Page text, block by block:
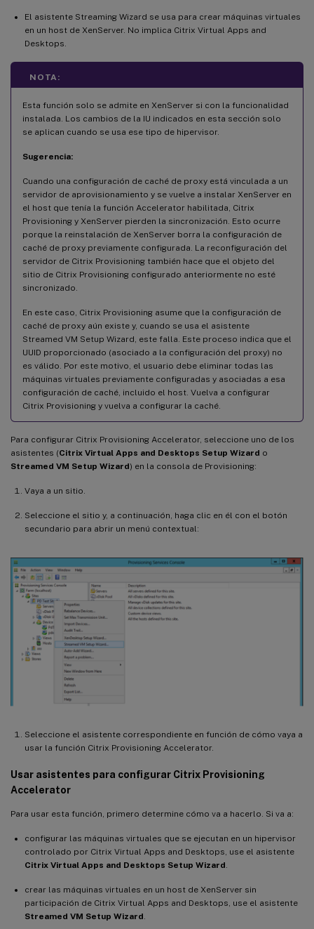
El asistente Streaming Wizard se usa para crear máquinas virtuales
en un host de XenServer. No implica Citrix Virtual Apps and
Desktops.
NOTA:
Esta función solo se admite en XenServer si con la funcionalidad
instalada. Los cambios de la IU indicados en esta sección solo
se aplican cuando se usa ese tipo de hipervisor.
Sugerencia:
Cuando una configuración de caché de proxy está vinculada a un
servidor de aprovisionamiento y se vuelve a instalar XenServer en
el host que tenía la función Accelerator habilitada, Citrix
Provisioning y XenServer pierden la sincronización. Esto ocurre
porque la reinstalación de XenServer borra la configuración de
caché de proxy previamente configurada. La reconfiguración del
servidor de Citrix Provisioning también hace que el objeto del
sitio de Citrix Provisioning configurado anteriormente no esté
sincronizado.
En este caso, Citrix Provisioning asume que la configuración de
caché de proxy aún existe y, cuando se usa el asistente
Streamed VM Setup Wizard, este falla. Este proceso indica que el
UUID proporcionado (asociado a la configuración del proxy) no
es válido. Por este motivo, el usuario debe eliminar todas las
máquinas virtuales previamente configuradas y asociadas a esa
configuración de caché, incluido el host. Vuelva a configurar
Citrix Provisioning y vuelva a configurar la caché.
Para configurar Citrix Provisioning Accelerator, seleccione uno de los
asistentes (Citrix Virtual Apps and Desktops Setup Wizard o
Streamed VM Setup Wizard) en la consola de Provisioning:
Vaya a un sitio.
Seleccione el sitio y, a continuación, haga clic en él con el botón
secundario para abrir un menú contextual:
Seleccione el asistente correspondiente en función de cómo vaya a
usar la función Citrix Provisioning Accelerator.
Usar asistentes para configurar Citrix Provisioning
Accelerator
Para usar esta función, primero determine cómo va a hacerlo. Si va a:
configurar las máquinas virtuales que se ejecutan en un hipervisor
controlado por Citrix Virtual Apps and Desktops, use el asistente
Citrix Virtual Apps and Desktops Setup Wizard.
crear las máquinas virtuales en un host de XenServer sin
participación de Citrix Virtual Apps and Desktops, use el asistente
Streamed VM Setup Wizard.